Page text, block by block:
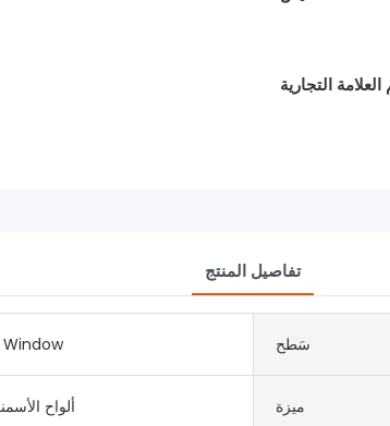
تفاصيل المنتج
Aلومينوم Window سَطح
ألواح ميزة